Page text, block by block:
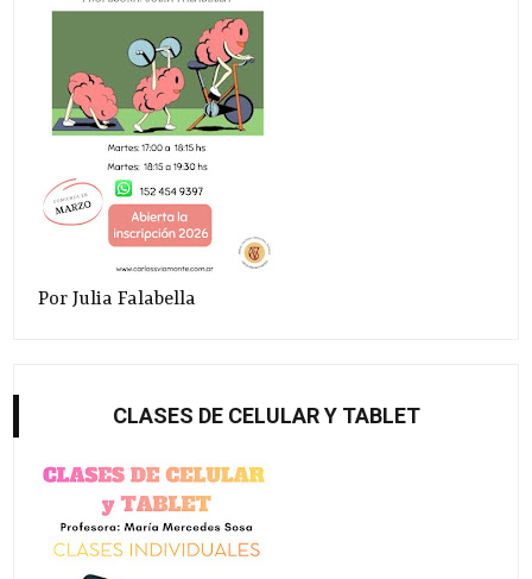
Por Julia Falabella
CLASES DE CELULAR Y TABLET